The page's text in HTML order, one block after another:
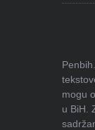
mogu
u BiH.